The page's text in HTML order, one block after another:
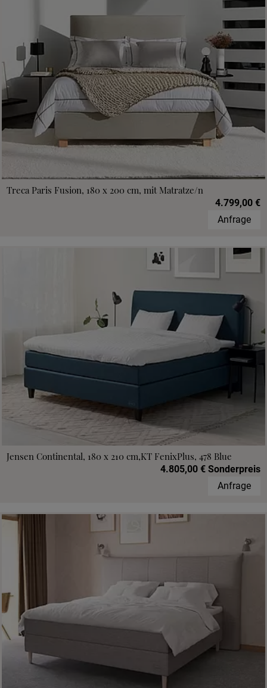
Treca Paris Fusion, 180 x 200 cm, mit Matratze/n
4.799,00 €
Anfrage
Jensen Continental, 180 x 210 cm,KT FenixPlus, 478 Blue
4.805,00 € Sonderpreis
Anfrage